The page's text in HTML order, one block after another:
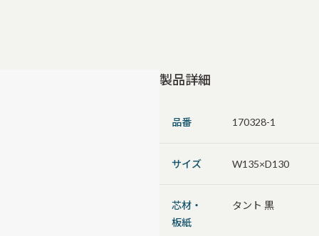
製品詳細
品番 170328-1
サイズ W135×D130
芯材・
板紙
タント 黒